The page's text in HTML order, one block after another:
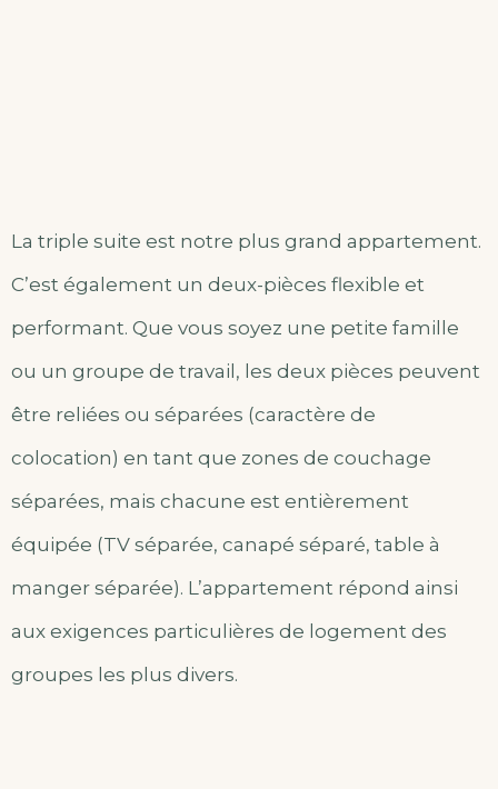
La triple suite est notre plus grand appartement.
C’est également un deux-pièces flexible et
performant. Que vous soyez une petite famille
ou un groupe de travail, les deux pièces peuvent
être reliées ou séparées (caractère de
colocation) en tant que zones de couchage
séparées, mais chacune est entièrement
équipée (TV séparée, canapé séparé, table à
manger séparée). L’appartement répond ainsi
aux exigences particulières de logement des
groupes les plus divers.